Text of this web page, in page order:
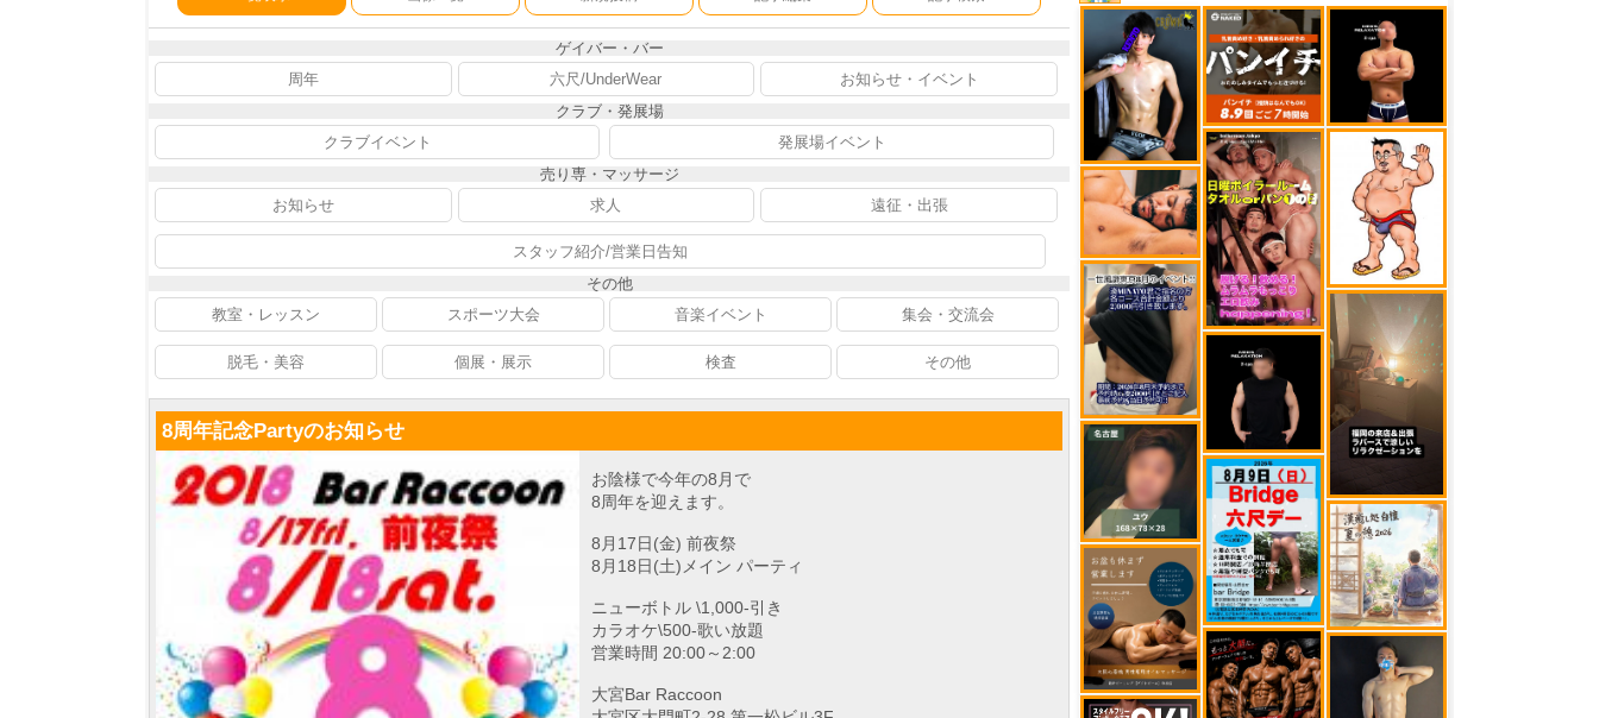
ゲイバー・バー
周年
六尺/UnderWear
お知らせ・イベント
クラブ・発展場
クラブイベント
発展場イベント
売り専・マッサージ
お知らせ
求人 遠征・出張
スタッフ紹介/営業日告知
その他
教室・レッスン
スポーツ大会 音楽イベント 集会・交流会
脱毛・美容 個展・展示 検査 その他
8周年記念Partyのお知らせ
お陰様で今年の8月で
8周年を迎えます。
8月17日(金) 前夜祭
8月18日(土)メイン パーティ
ニューボトル \1,000-引き
カラオケ\500-歌い放題
営業時間 20:00～2:00
大宮Bar Raccoon